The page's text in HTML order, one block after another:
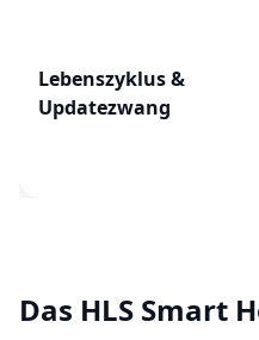
Lebenszyklus &
Updatezwang
Das HLS Smart